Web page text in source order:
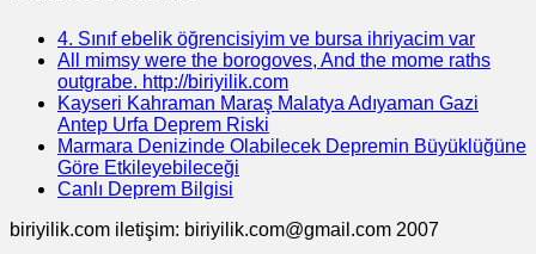
4. Sınıf ebelik öğrencisiyim ve bursa ihriyacim var
All mimsy were the borogoves, And the mome raths
outgrabe. http://biriyilik.com
Kayseri Kahraman Maraş Malatya Adıyaman Gazi
Antep Urfa Deprem Riski
Marmara Denizinde Olabilecek Depremin Büyüklüğüne
Göre Etkileyebileceği
Canlı Deprem Bilgisi
biriyilik.com iletişim: biriyilik.com@gmail.com 2007